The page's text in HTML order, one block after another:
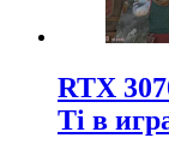
RTX
Ti в